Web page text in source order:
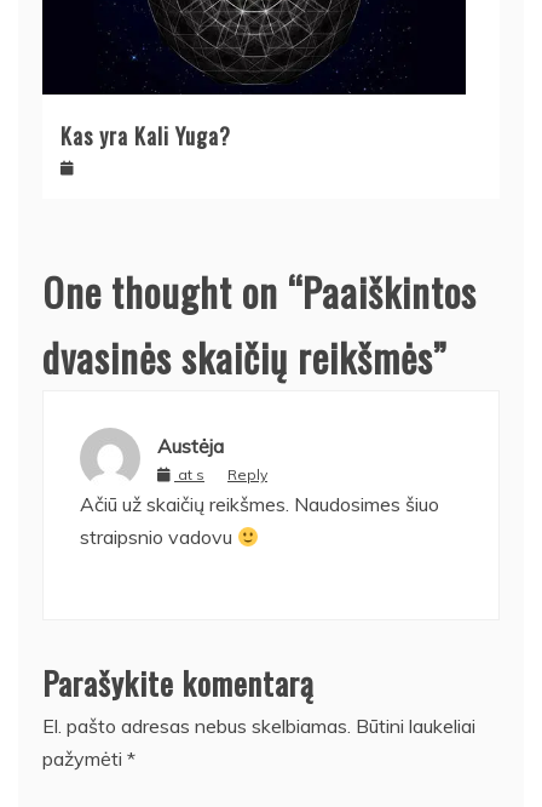
Kas yra Kali Yuga?
One thought on “Paaiškintos
dvasinės skaičių reikšmės”
Austėja
at s Reply
Ačiū už skaičių reikšmes. Naudosimes šiuo
straipsnio vadovu
Parašykite komentarą
El. pašto adresas nebus skelbiamas. Būtini laukeliai
pažymėti *